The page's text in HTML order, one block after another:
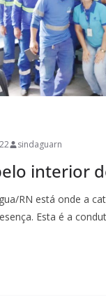
sindaguarn
interior
RN está onde a
Esta é a